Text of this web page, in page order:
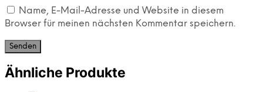
Name, E-Mail-Adresse und Website in diesem
Browser für meinen nächsten Kommentar speichern.
Ähnliche Produkte